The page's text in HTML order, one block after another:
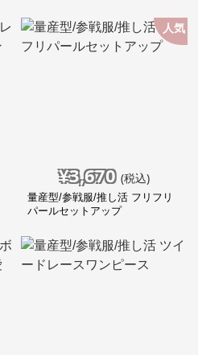
人気
¥3,670 (税込)
量産型/参戦服/推し活 フリフリ
パールセットアップ